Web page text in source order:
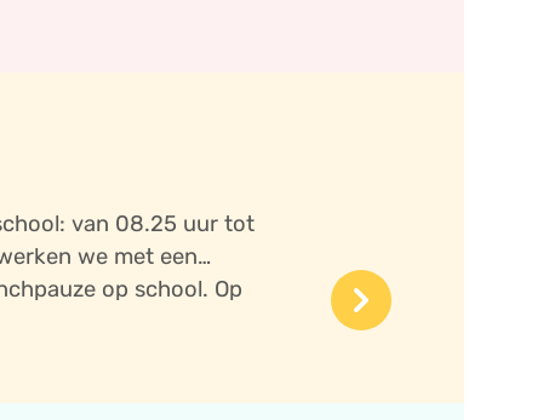
van 08.25 uur tot
we met een
op school. Op
keyboard_arrow_right